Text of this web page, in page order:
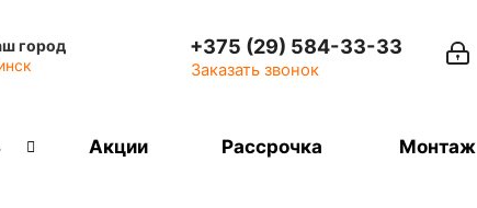
город
+375 (29) 584-33-33
Заказать звонок
Акции Рассрочка Монтаж